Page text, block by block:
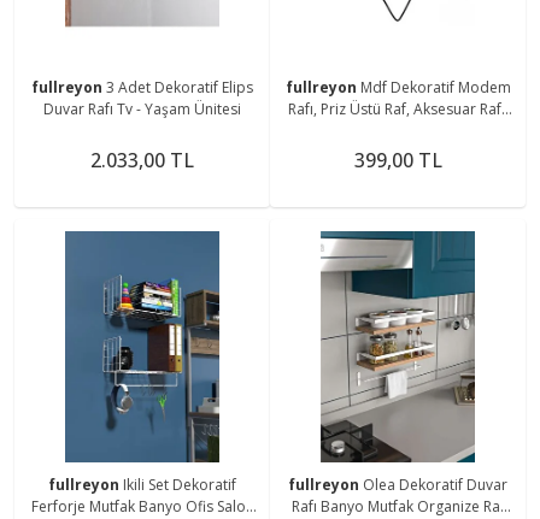
fullreyon 3 Adet Dekoratif Elips
Duvar Rafı Tv - Yaşam Ünitesi
2.033,00 TL
fullreyon Mdf Dekoratif Modem
Rafı, Priz Üstü Raf, Aksesuar Rafı,
399,00 TL
fullreyon Ikili Set Dekoratif
Ferforje Mutfak Banyo Ofis Salon
fullreyon Olea Dekoratif Duvar
Rafı Banyo Mutfak Organize Raf